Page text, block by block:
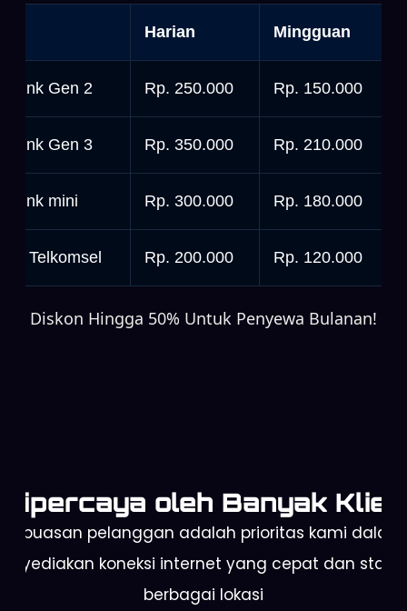
Harian Mingguan
Gen 2 Rp. 250.000 Rp. 150.000
Gen 3 Rp. 350.000 Rp. 210.000
mini Rp. 300.000 Rp. 180.000
Telkomsel Rp. 200.000 Rp. 120.000
Diskon Hingga 50% Untuk Penyewa Bulanan!
Dipercaya oleh Banyak Klien
Kepuasan pelanggan adalah prioritas kami dalam
koneksi internet yang cepat dan stabil
berbagai lokasi